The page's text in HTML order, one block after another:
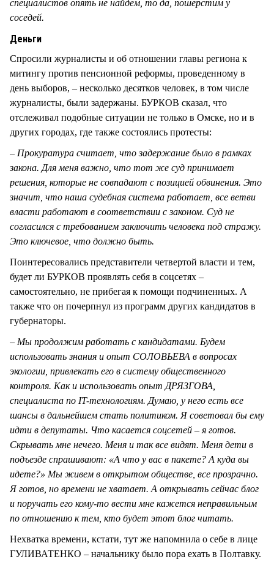
специалистов опять не найдем, то да, пошерстим у
соседей.
Деньги
Спросили журналисты и об отношении главы региона к
митингу против пенсионной реформы, проведенному в
день выборов, – несколько десятков человек, в том числе
журналисты, были задержаны. БУРКОВ сказал, что
отслеживал подобные ситуации не только в Омске, но и в
других городах, где также состоялись протесты:
– Прокуратура считает, что задержание было в рамках
закона. Для меня важно, что тот же суд принимает
решения, которые не совпадают с позицией обвинения. Это
значит, что наша судебная система работает, все ветви
власти работают в соответствии с законом. Суд не
согласился с требованием заключить человека под стражу.
Это ключевое, что должно быть.
Поинтересовались представители четвертой власти и тем,
будет ли БУРКОВ проявлять себя в соцсетях –
самостоятельно, не прибегая к помощи подчиненных. А
также что он почерпнул из программ других кандидатов в
губернаторы.
– Мы продолжим работать с кандидатами. Будем
использовать знания и опыт СОЛОВЬЕВА в вопросах
экологии, привлекать его в систему общественного
контроля. Как и использовать опыт ДРЯЗГОВА,
специалиста по IT-технологиям. Думаю, у него есть все
шансы в дальнейшем стать политиком. Я советовал бы ему
идти в депутаты. Что касается соцсетей – я готов.
Скрывать мне нечего. Меня и так все видят. Меня дети в
подъезде спрашивают: «А что у вас в пакете? А куда вы
идете?» Мы живем в открытом обществе, все прозрачно.
Я готов, но времени не хватает. А открывать сейчас блог
и поручать его кому-то вести мне кажется неправильным
по отношению к тем, кто будет этот блог читать.
Нехватка времени, кстати, тут же напомнила о себе в лице
ГУЛИВАТЕНКО – начальнику было пора ехать в Полтавку.